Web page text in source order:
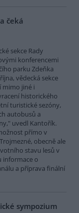
čeká
sekce Rady
konferencemi
parku Zdeňka
vědecká sekce
mimo jiné i
historického
turistické sezóny,
autobusů a
uvedl Kantořík.
přímo v
obecně ale
stavu lesů v
informace o
a příprava finální
sympozium